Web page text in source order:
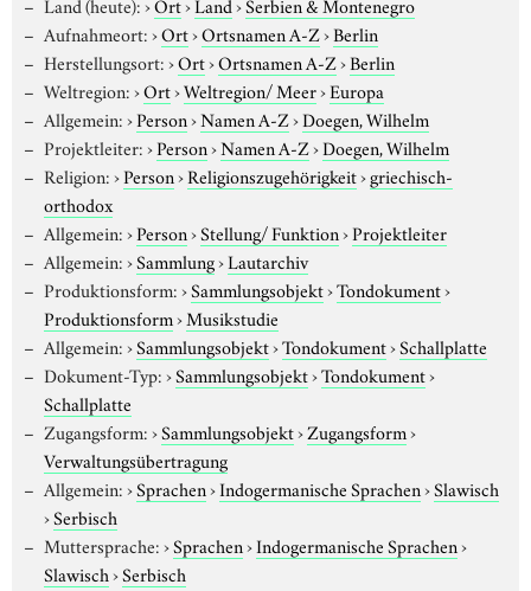
Aufnahmeort:›Ort›Ortsnamen A-Z›Berlin
Herstellungsort:›Ort›Ortsnamen A-Z›Berlin
Weltregion:›Ort›Weltregion/ Meer›Europa
Allgemein:›Person›Namen A-Z›Doegen, Wilhelm
Projektleiter:›Person›Namen A-Z›Doegen, Wilhelm
Religion:›Person›Religionszugehörigkeit›griechisch-
orthodox
Allgemein:›Person›Stellung/ Funktion›Projektleiter
Allgemein:›Sammlung›Lautarchiv
Produktionsform:›Sammlungsobjekt›Tondokument›
Produktionsform›Musikstudie
Allgemein:›Sammlungsobjekt›Tondokument›Schallplatte
Dokument-Typ:›Sammlungsobjekt›Tondokument›
Schallplatte
Zugangsform:›Sammlungsobjekt›Zugangsform›
Verwaltungsübertragung
Allgemein:›Sprachen›Indogermanische Sprachen›Slawisch
›Serbisch
Muttersprache:›Sprachen›Indogermanische Sprachen›
Slawisch›Serbisch